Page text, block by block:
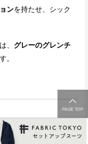
ンを持たせ、シック
、 グレーのグレンチ
。
PAGE TOP